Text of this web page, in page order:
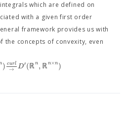
which are defined on
with a given first order
framework provides us with
the concepts of convexity, even
) curl
→ D′(ℝn, ℝn×n)